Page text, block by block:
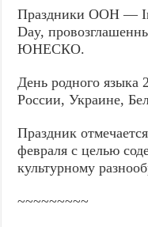
Праздники ООН —
Day,
ЮНЕСКО.
День родного языка
России, Украине,
Праздник
февраля с целью
культурному
~~~~~~~~~